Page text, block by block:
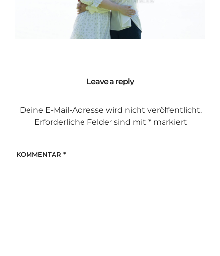
Leave a reply
Deine E-Mail-Adresse wird nicht veröffentlicht.
Erforderliche Felder sind mit *markiert
KOMMENTAR *